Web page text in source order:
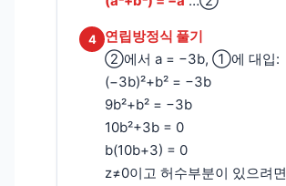
4
연립방정식 풀기
②에서 a = −3b, ①에 대입:
(−3b)²+b² = −3b
9b²+b² = −3b
10b²+3b = 0
b(10b+3) = 0
z≠0이고 허수부분이 있으려면